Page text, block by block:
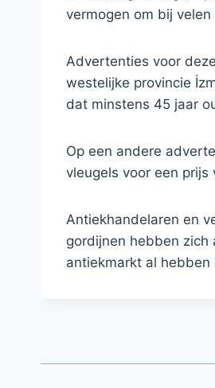
vermogen om bij
Advertenties voor
westelijke provincie
dat minstens 45 jaar
Op een andere
vleugels voor een prijs
Antiekhandelaren en
gordijnen hebben zich
antiekmarkt al hebben